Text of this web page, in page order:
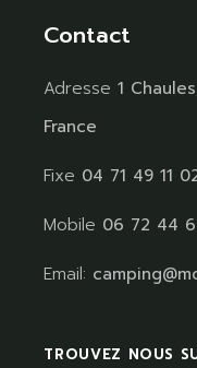
Contact
Adresse1
France
Fixe 04 71 49 11
Mobile 06 72 44
Email:
TROUVEZ NOUS